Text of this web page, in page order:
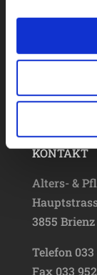
Bei uns
KONTAKT
Alters- &
3855 Brienz
Telefon 033
Fax 033